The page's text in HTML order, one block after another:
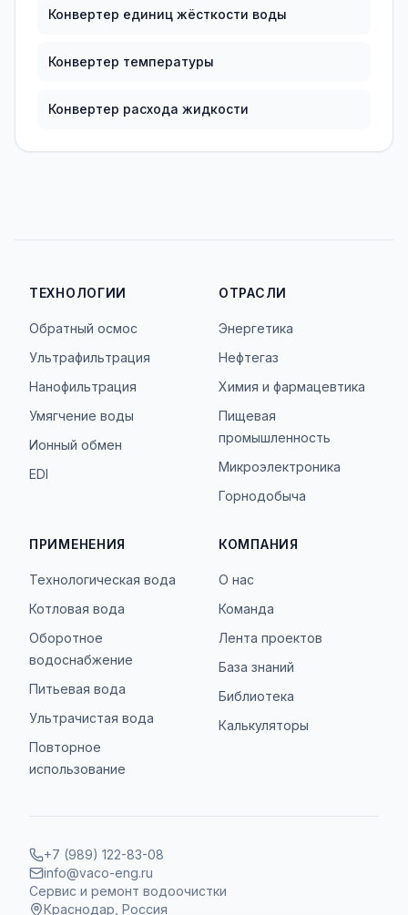
Конвертер единиц жёсткости воды
Конвертер температуры
Конвертер расхода жидкости
ТЕХНОЛОГИИ
Обратный осмос
Ультрафильтрация
Нанофильтрация
Умягчение воды
Ионный обмен
EDI
ОТРАСЛИ
Энергетика
Нефтегаз
Химия и фармацевтика
Пищевая
промышленность
Микроэлектроника
Горнодобыча
ПРИМЕНЕНИЯ
Технологическая вода
Котловая вода
Оборотное
водоснабжение
Питьевая вода
Ультрачистая вода
Повторное
использование
КОМПАНИЯ
О нас
Команда
Лента проектов
База знаний
Библиотека
Калькуляторы
+7 (989) 122-83-08
info@vaco-eng.ru
Сервис и ремонт водоочистки
Краснодар, Россия